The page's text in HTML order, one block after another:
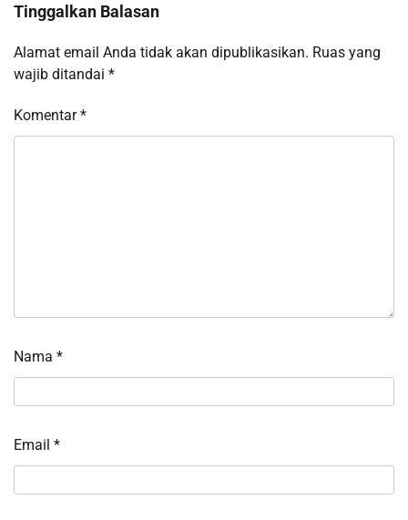
Tinggalkan Balasan
Alamat email Anda tidak akan dipublikasikan. Ruas yang
wajib ditandai *
Komentar*
Nama *
Email *